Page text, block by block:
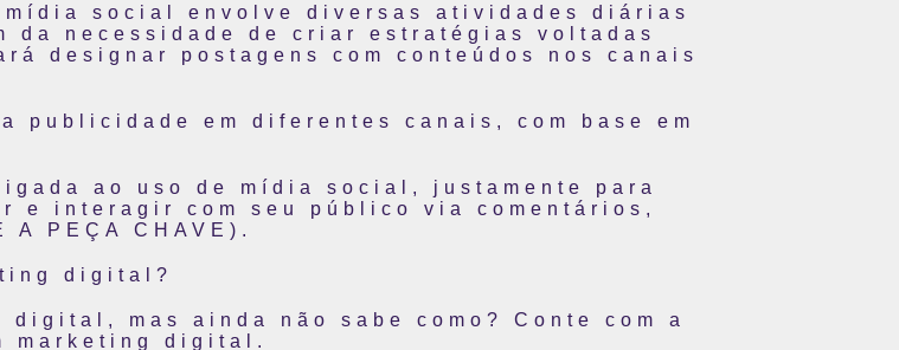
mídia social envolve diversas atividades diárias
da necessidade de criar estratégias voltadas
designar postagens com conteúdos nos canais
publicidade em diferentes canais, com base em
ao uso de mídia social, justamente para
e interagir com seu público via comentários,
PEÇA CHAVE).
digital?
mas ainda não sabe como? Conte com a
marketing digital.